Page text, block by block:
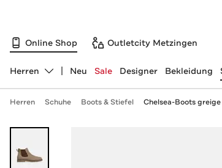
Online Shop Outletcity Metzingen
Abteilung ändern, ausgewählt:
Herren Neu Sale Designer Bekleidung
Herren Schuhe Boots & Stiefel Chelsea-Boots greige